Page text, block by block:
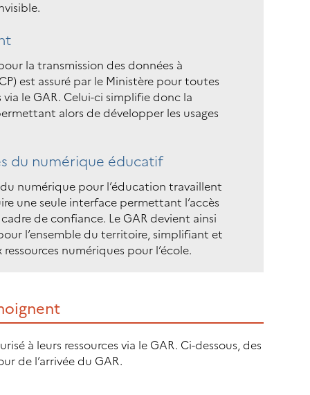
la transmission des données à
est assuré par le Ministère pour toutes
via le GAR. Celui-ci simplifie donc la
alors de développer les usages
du numérique éducatif
numérique pour l’éducation travaillent
une seule interface permettant l’accès
de confiance. Le GAR devient ainsi
l’ensemble du territoire, simplifiant et
ressources numériques pour l’école.
à leurs ressources via le GAR. Ci-dessous, des
de l’arrivée du GAR.